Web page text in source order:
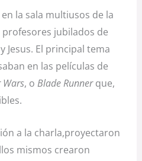
la sala multiusos de la
jubilados de
Jesus. El principal tema
en las películas de
Wars, o Blade Runnerque,
a la charla,proyectaron
mismos crearon